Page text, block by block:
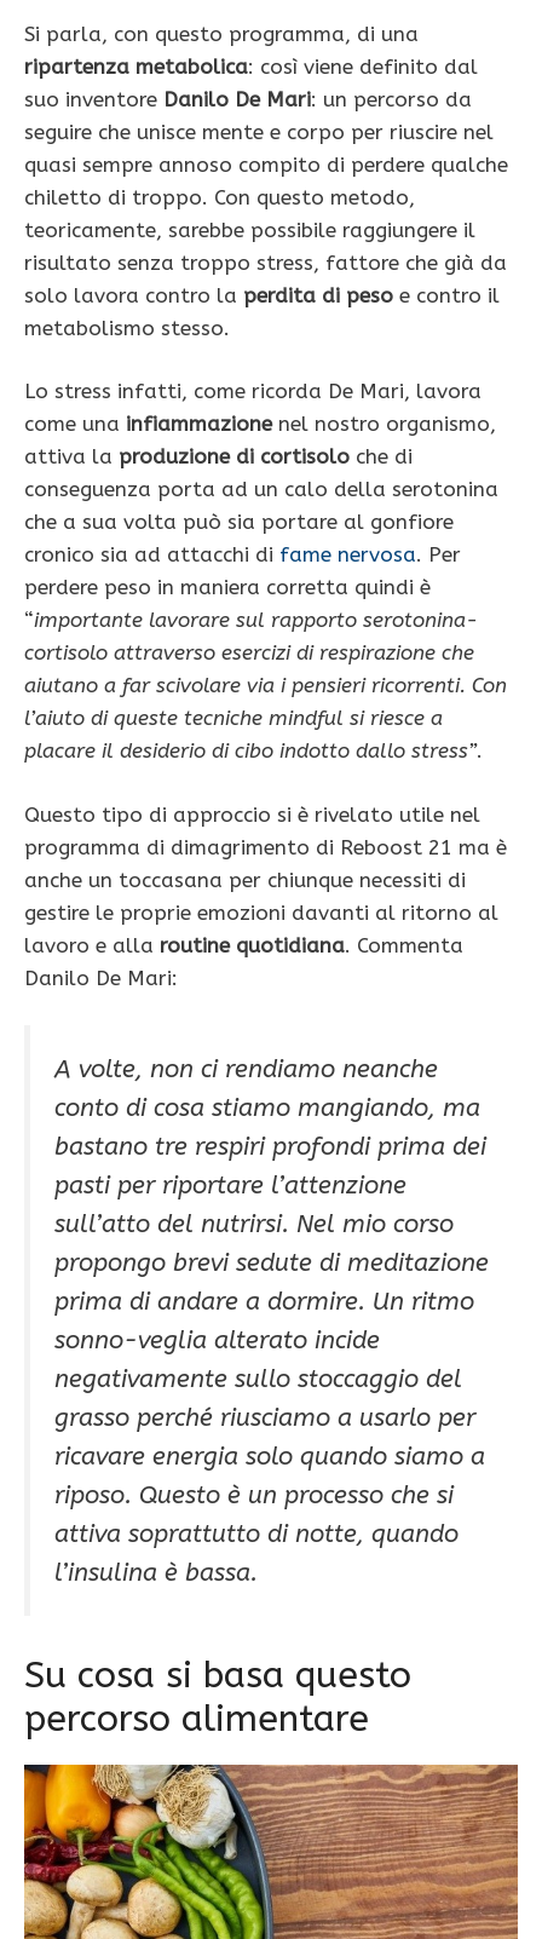
Si parla, con questo programma, di una
ripartenza metabolica: così viene definito dal
suo inventore Danilo De Mari: un percorso da
seguire che unisce mente e corpo per riuscire nel
quasi sempre annoso compito di perdere qualche
chiletto di troppo. Con questo metodo,
teoricamente, sarebbe possibile raggiungere il
risultato senza troppo stress, fattore che già da
solo lavora contro la perdita di peso e contro il
metabolismo stesso.
Lo stress infatti, come ricorda De Mari, lavora
come una infiammazionenel nostro organismo,
attiva la produzione di cortisolo che di
conseguenza porta ad un calo della serotonina
che a sua volta può sia portare al gonfiore
cronico sia ad attacchi di fame nervosa. Per
perdere peso in maniera corretta quindi è
“importante lavorare sul rapporto serotonina-
cortisolo attraverso esercizi di respirazione che
aiutano a far scivolare via i pensieri ricorrenti. Con
l’aiuto di queste tecniche mindful si riesce a
placare il desiderio di cibo indotto dallo stress”.
Questo tipo di approccio si è rivelato utile nel
programma di dimagrimento di Reboost 21 ma è
anche un toccasana per chiunque necessiti di
gestire le proprie emozioni davanti al ritorno al
lavoro e alla routine quotidiana. Commenta
Danilo De Mari:
A volte, non ci rendiamo neanche
conto di cosa stiamo mangiando, ma
bastano tre respiri profondi prima dei
pasti per riportare l’attenzione
sull’atto del nutrirsi. Nel mio corso
propongo brevi sedute di meditazione
prima di andare a dormire. Un ritmo
sonno-veglia alterato incide
negativamente sullo stoccaggio del
grasso perché riusciamo a usarlo per
ricavare energia solo quando siamo a
riposo. Questo è un processo che si
attiva soprattutto di notte, quando
l’insulina è bassa.
Su cosa si basa questo
percorso alimentare